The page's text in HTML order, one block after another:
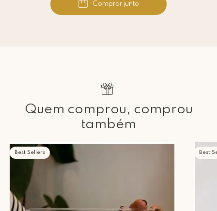
Comprar junto
Quem comprou, comprou
também
Best Sellers Best